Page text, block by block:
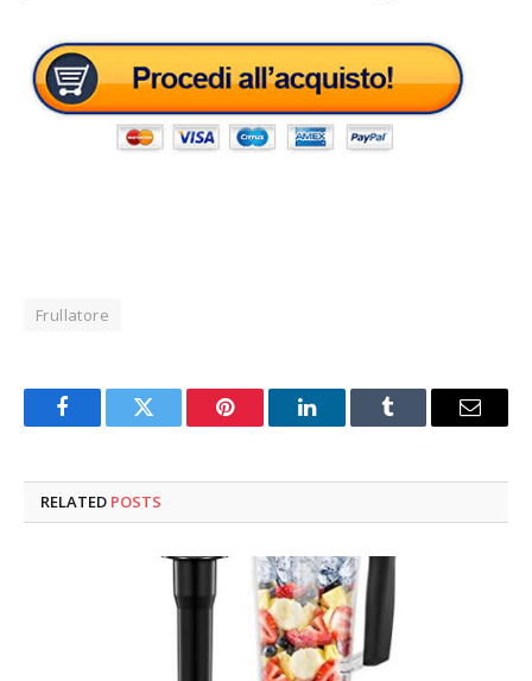
Frullatore
FacebookTwitter Pinterest LinkedInTumblr Email
RELATED POSTS